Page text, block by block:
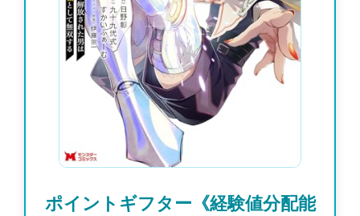
ポイントギフター《経験値分配能